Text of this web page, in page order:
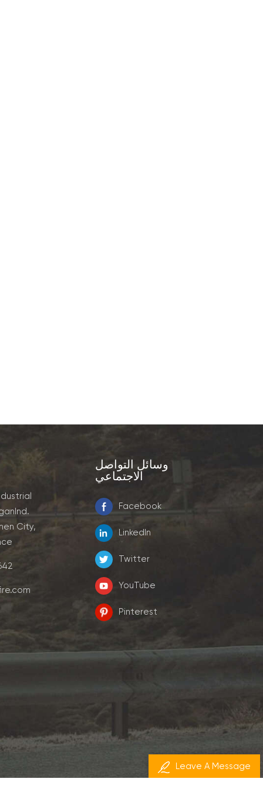
City,
وسائل التواصل
الاجتماعي
Facebook
LinkedIn
Twitter
YouTube
Pinterest
Leave A Message